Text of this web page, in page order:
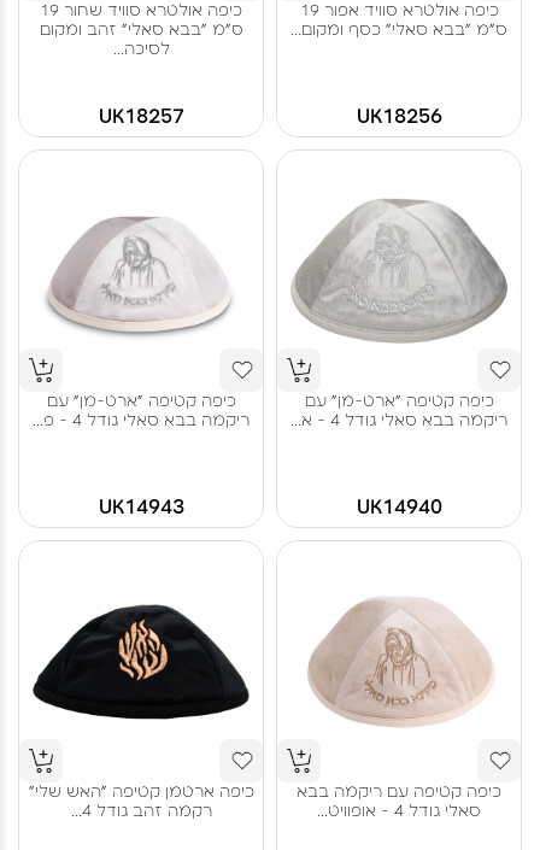
כיפה אולטרא סוויד אפור 19
ס"מ "בבא סאלי" כסף ומקום...
UK18256
כיפה אולטרא סוויד שחור 19
ס"מ "בבא סאלי" זהב ומקום
לסיכה...
UK18257
כיפה קטיפה "ארט-מן" עם
ריקמה בבא סאלי גודל 4 - א...
UK14940
כיפה קטיפה "ארט-מן" עם
ריקמה בבא סאלי גודל 4 - פ...
UK14943
כיפה קטיפה עם ריקמה בבא
סאלי גודל 4 - אופוויט...
כיפה ארטמן קטיפה "האש שלי"
רקמה זהב גודל 4...